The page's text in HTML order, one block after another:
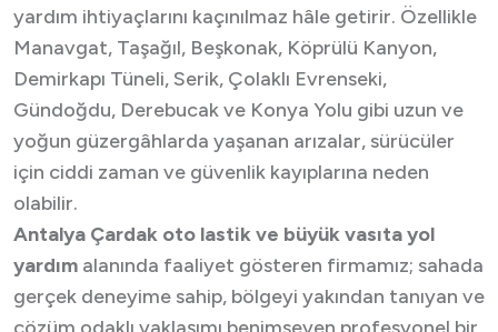
yardım ihtiyaçlarını kaçınılmaz hâle getirir. Özellikle
Manavgat, Taşağıl, Beşkonak, Köprülü Kanyon,
Demirkapı Tüneli, Serik, Çolaklı Evrenseki,
Gündoğdu, Derebucak ve Konya Yolu gibi uzun ve
yoğun güzergâhlarda yaşanan arızalar, sürücüler
için ciddi zaman ve güvenlik kayıplarına neden
olabilir.
Antalya Çardak oto lastik ve büyük vasıta yol
yardım alanında faaliyet gösteren firmamız; sahada
gerçek deneyime sahip, bölgeyi yakından tanıyan ve